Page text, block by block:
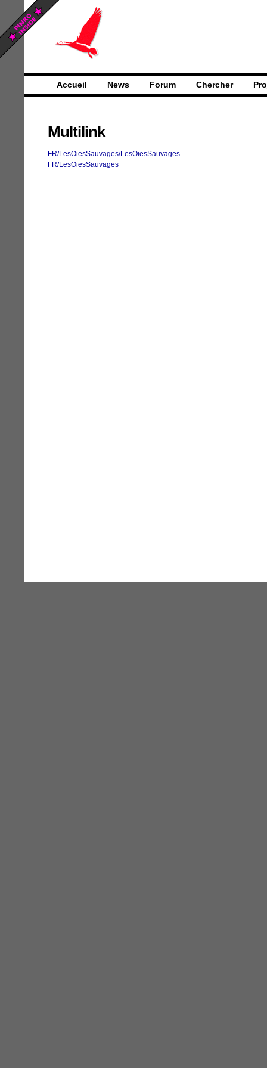
Accueil News Forum Chercher
Multilink
FR/LesOiesSauvages/LesOiesSauvages
FR/LesOiesSauvages